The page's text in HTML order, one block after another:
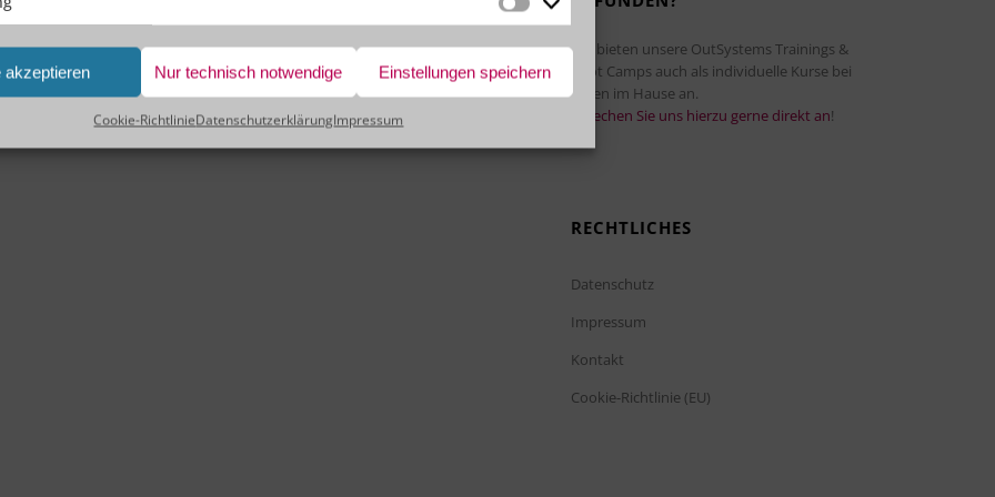
Marketing
akzeptieren Nur technisch notwendige Einstellungen speichern
Cookie-RichtlinieDatenschutzerklärungImpressum
Wir bieten unsere OutSystems Trainings &
Boot Camps auch als individuelle Kurse bei
Ihnen im Hause an.
Sprechen Sie uns hierzu gerne direkt an!
RECHTLICHES
Datenschutz
Impressum
Kontakt
Cookie-Richtlinie (EU)